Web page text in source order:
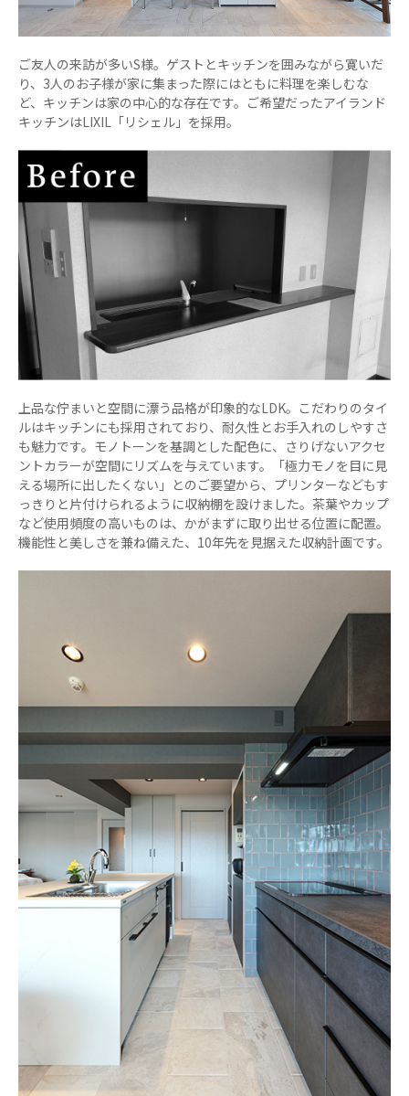
ご友人の来訪が多いS様。ゲストとキッチンを囲みながら寛いだ
り、3人のお子様が家に集まった際にはともに料理を楽しむな
ど、キッチンは家の中心的な存在です。ご希望だったアイランド
キッチンはLIXIL「リシェル」を採用。
上品な佇まいと空間に漂う品格が印象的なLDK。こだわりのタイ
ルはキッチンにも採用されており、耐久性とお手入れのしやすさ
も魅力です。モノトーンを基調とした配色に、さりげないアクセ
ントカラーが空間にリズムを与えています。「極力モノを目に見
える場所に出したくない」とのご要望から、プリンターなどもす
っきりと片付けられるように収納棚を設けました。茶葉やカップ
など使用頻度の高いものは、かがまずに取り出せる位置に配置。
機能性と美しさを兼ね備えた、10年先を見据えた収納計画です。